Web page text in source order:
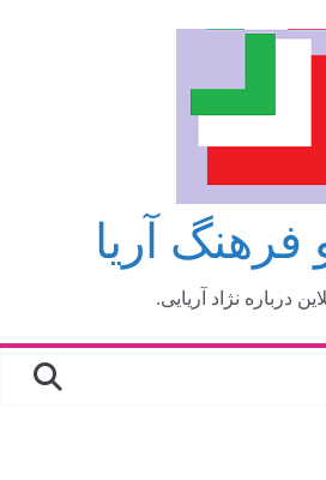
فرهنگ آریا
درباره نژاد آریایی.